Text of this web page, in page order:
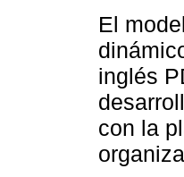
El
inglés
con la